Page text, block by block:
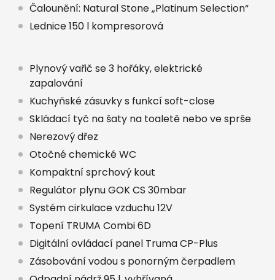
Čalounění: Natural Stone „Platinum Selection“
Lednice 150 l kompresorová
Plynový vařič se 3 hořáky, elektrické
zapalování
Kuchyňské zásuvky s funkcí soft-close
Skládací tyč na šaty na toaletě nebo ve sprše
Nerezový dřez
Otočné chemické WC
Kompaktní sprchový kout
Regulátor plynu GOK CS 30mbar
Systém cirkulace vzduchu 12V
Topení TRUMA Combi 6D
Digitální ovládací panel Truma CP-Plus
Zásobování vodou s ponorným čerpadlem